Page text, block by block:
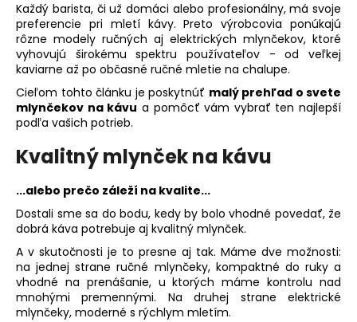
Každý barista, či už domáci alebo profesionálny, má svoje
preferencie pri mletí kávy. Preto výrobcovia ponúkajú
rôzne modely ručných aj elektrických mlynčekov, ktoré
vyhovujú širokému spektru používateľov - od veľkej
kaviarne až po občasné ručné mletie na chalupe.
Cieľom tohto článku je poskytnúť malý prehľad o svete
mlynčekov na kávu a pomôcť vám vybrať ten najlepší
podľa vašich potrieb.
Kvalitný mlynček na kávu
...alebo prečo záleží na kvalite...
Dostali sme sa do bodu, kedy by bolo vhodné povedať, že
dobrá káva potrebuje aj kvalitný mlynček.
A v skutočnosti je to presne aj tak. Máme dve možnosti:
na jednej strane ručné mlynčeky, kompaktné do ruky a
vhodné na prenášanie, u ktorých máme kontrolu nad
mnohými premennými. Na druhej strane elektrické
mlynčeky, moderné s rýchlym mletím.
HĽADAŤ
O
d
p
o
r
č
a
m
e